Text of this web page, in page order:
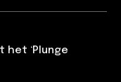
het ‘Plunge